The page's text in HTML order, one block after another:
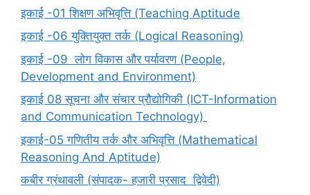
इकाई -01 शिक्षण अभिवृत्ति (Teaching Aptitude
इकाई -06 युक्तियुक्त तर्क (Logical Reasoning)
इकाई -09 लोग विकास और पर्यावरण (People,
Development and Environment)
इकाई 08 सूचना और संचार प्रौद्योगिकी (ICT-Information
and Communication Technology)
इकाई-05 गणितीय तर्क और अभिवृत्ति (Mathematical
Reasoning And Aptitude)
कबीर ग्रंथावली (संपादक- हजारी प्रसाद द्विवेदी)